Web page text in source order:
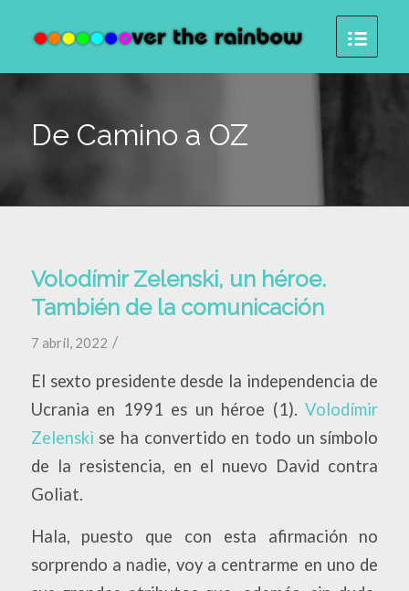
De Camino a OZ
Volodímir Zelenski, un héroe.
También de la comunicación
7 abril, 2022 /
El sexto presidente desde la independencia de
Ucrania en 1991 es un héroe (1).Volodímir
Zelenski se ha convertido en todo un símbolo
de la resistencia, en el nuevo David contra
Goliat.
Hala, puesto que con esta afirmación no
sorprendo a nadie, voy a centrarme en uno de